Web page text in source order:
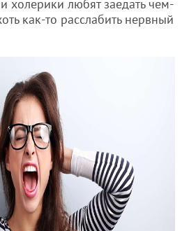
холерики любят заедать чем-
как-то расслабить нервный